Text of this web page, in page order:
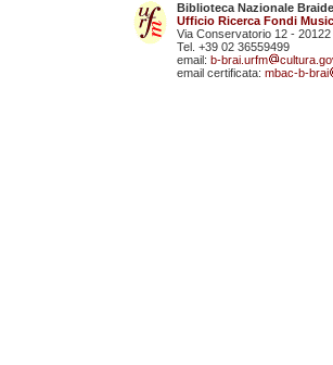
Biblioteca Nazionale
Ufficio Ricerca Fondi
Via Conservatorio 12 - 20122
Tel. +39 02 36559499
email: b-brai.urfm
email certificata: mbac-b-brai